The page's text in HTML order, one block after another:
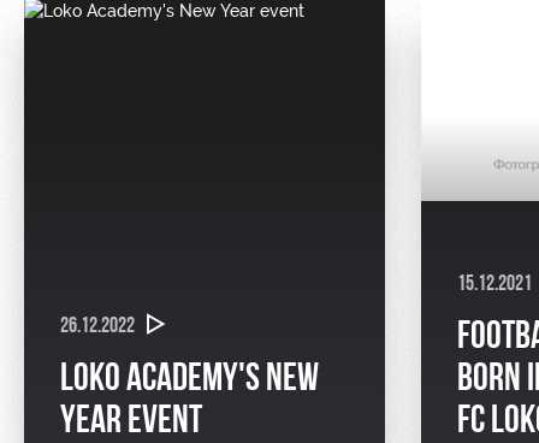
26.12.2022
LOKO ACADEMY'S NEW
YEAR EVENT
15.12.2021
BORN
FC